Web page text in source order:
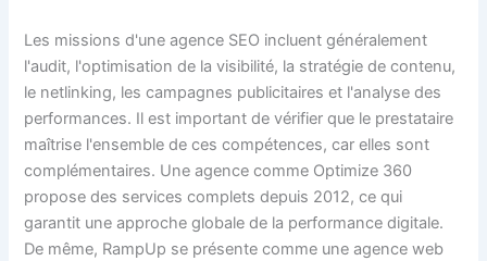
Les missions d'une agence SEO incluent généralement
l'audit, l'optimisation de la visibilité, la stratégie de contenu,
le netlinking, les campagnes publicitaires et l'analyse des
performances. Il est important de vérifier que le prestataire
maîtrise l'ensemble de ces compétences, car elles sont
complémentaires. Une agence comme Optimize 360
propose des services complets depuis 2012, ce qui
garantit une approche globale de la performance digitale.
De même, RampUp se présente comme une agence web